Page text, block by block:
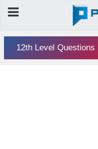
12th Level Questions